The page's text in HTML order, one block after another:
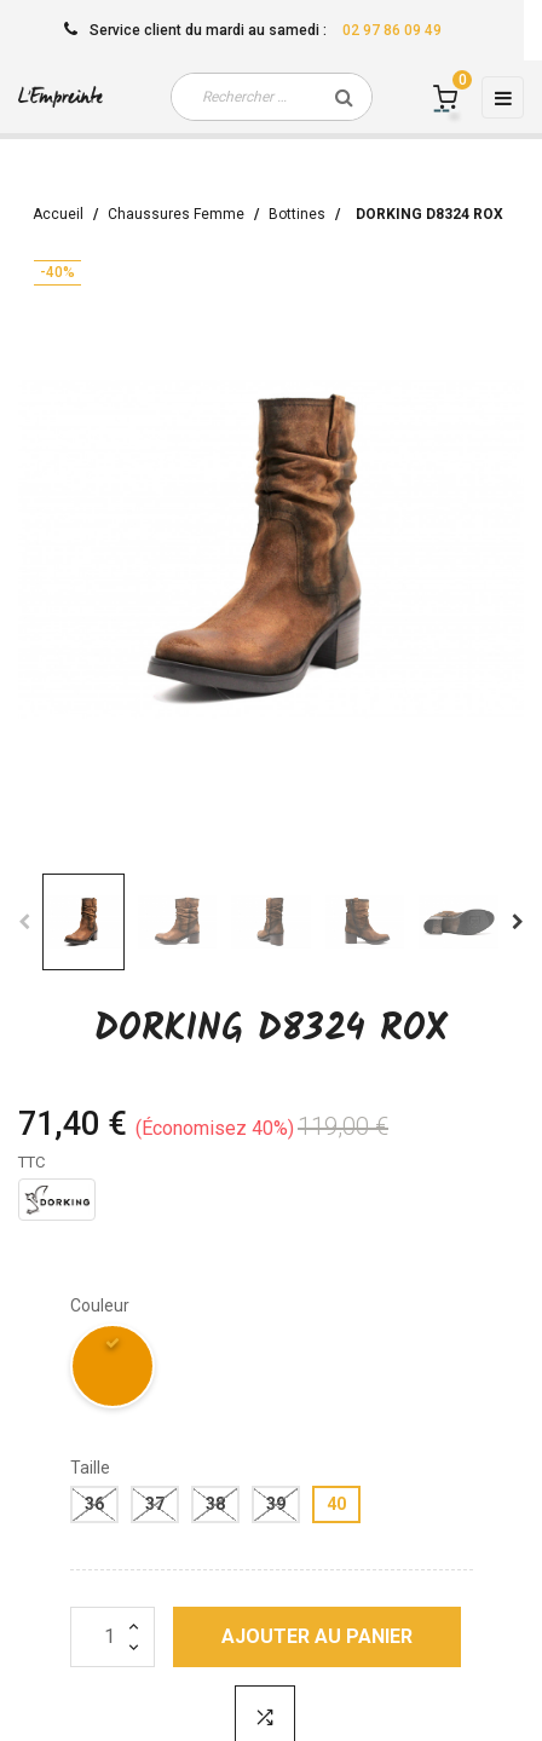
Service client du mardi au samedi : 02 97 86 09 49
☰
0
Accueil Chaussures Femme Bottines DORKING D8324 ROX
-40%
DORKING D8324 ROX
71,40 € Économisez 40% 119,00 €
TTC
Couleur
Taille
36
37 38 39 40
AJOUTER AU PANIER